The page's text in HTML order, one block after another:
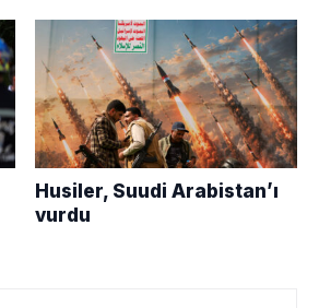
Husiler, Suudi Arabistan’ı
vurdu